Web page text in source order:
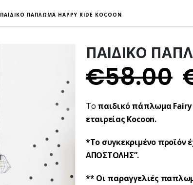
ΠΑΙΔΙΚΟ ΠΑΠΛΩΜΑ HAPPY RIDE KOCOON
ΠΑΙΔΙΚΟ
€58.00
Το παιδικό πάπλωμα Fairy
εταιρείας Kocoon.
*Το συγκεκριμένο προϊόν
ΑΠΟΣΤΟΛΗΣ”.
** Οι παραγγελιές